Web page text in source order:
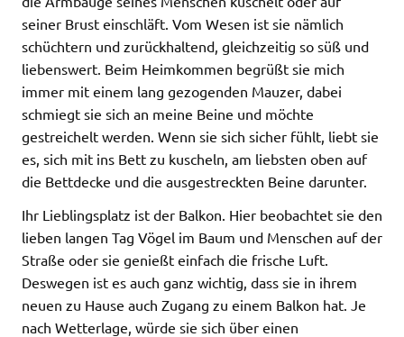
seiner Brust einschläft. Vom Wesen ist sie nämlich
schüchtern und zurückhaltend, gleichzeitig so süß und
liebenswert. Beim Heimkommen begrüßt sie mich
immer mit einem lang gezogenden Mauzer, dabei
schmiegt sie sich an meine Beine und möchte
gestreichelt werden. Wenn sie sich sicher fühlt, liebt sie
es, sich mit ins Bett zu kuscheln, am liebsten oben auf
die Bettdecke und die ausgestreckten Beine darunter.
Ihr Lieblingsplatz ist der Balkon. Hier beobachtet sie den
lieben langen Tag Vögel im Baum und Menschen auf der
Straße oder sie genießt einfach die frische Luft.
Deswegen ist es auch ganz wichtig, dass sie in ihrem
neuen zu Hause auch Zugang zu einem Balkon hat. Je
nach Wetterlage, würde sie sich über einen